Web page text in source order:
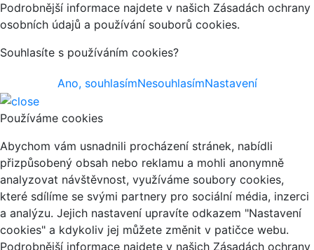
Podrobnější informace najdete v našich Zásadách ochrany
osobních údajů a používání souborů cookies.
Souhlasíte s používáním cookies?
Ano, souhlasímNesouhlasímNastavení
Používáme cookies
Abychom vám usnadnili procházení stránek, nabídli
přizpůsobený obsah nebo reklamu a mohli anonymně
analyzovat návštěvnost, využíváme soubory cookies,
které sdílíme se svými partnery pro sociální média, inzerci
a analýzu. Jejich nastavení upravíte odkazem "Nastavení
cookies" a kdykoliv jej můžete změnit v patičce webu.
Podrobnější informace najdete v našich Zásadách ochrany